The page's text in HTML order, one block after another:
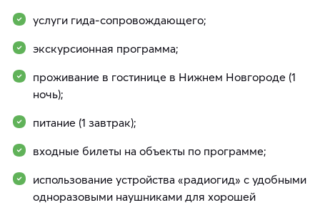
услуги гида-сопровождающего;
экскурсионная программа;
проживание в гостинице в Нижнем Новгороде (1
ночь);
питание (1 завтрак);
входные билеты на объекты по программе;
использование устройства «радиогид» с удобными
одноразовыми наушниками для хорошей